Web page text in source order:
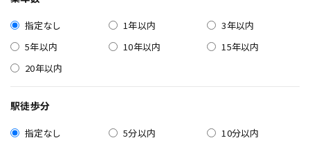
指定なし 1年以内
3年以内
5年以内
10年以内
15年以内
20年以内
駅徒歩分
指定なし 5分以内
10分以内